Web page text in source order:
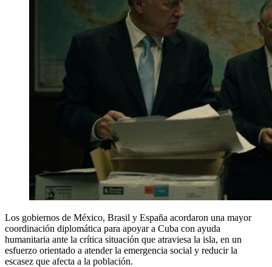
Los gobiernos de México, Brasil y España acordaron una mayor
coordinación diplomática para apoyar a Cuba con ayuda
humanitaria ante la crítica situación que atraviesa la isla, en un
esfuerzo orientado a atender la emergencia social y reducir la
escasez que afecta a la población.